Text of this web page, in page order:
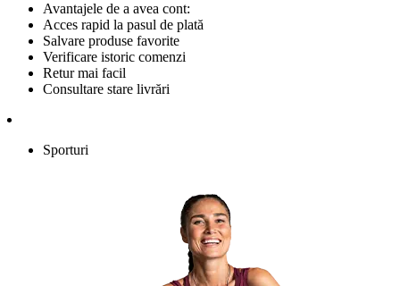
Avantajele de a avea cont:
Acces rapid la pasul de plată
Salvare produse favorite
Verificare istoric comenzi
Retur mai facil
Consultare stare livrări
Sporturi